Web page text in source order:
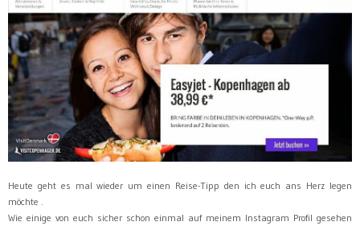
Heute geht es mal wieder um einen Reise-Tipp den ich euch ans Herz legen
möchte .
Wie einige von euch sicher schon einmal auf meinem Instagram Profil gesehen